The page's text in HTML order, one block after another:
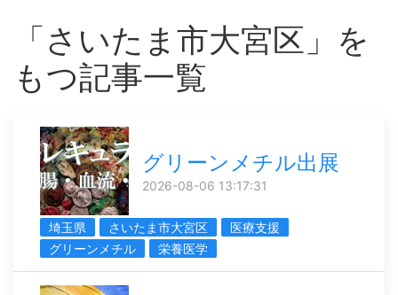
「さいたま市大宮区」を
もつ記事一覧
グリーンメチル出展
2026-08-06 13:17:31
埼玉県 さいたま市大宮区
医療支援
グリーンメチル
栄養医学